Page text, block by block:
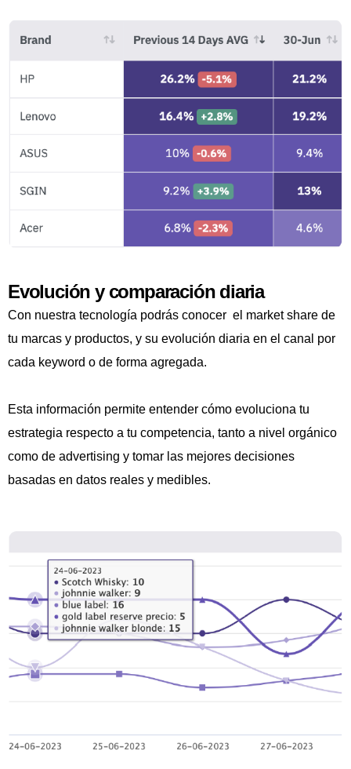
Evolución y comparación diaria
Con nuestra tecnología podrás conocer el market share de
tu marcas y productos, y su evolución diaria en el canal por
cada keyword o de forma agregada.
Esta información permite entender cómo evoluciona tu
estrategia respecto a tu competencia, tanto a nivel orgánico
como de advertising y tomar las mejores decisiones
basadas en datos reales y medibles.